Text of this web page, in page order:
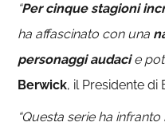
“Per cinque stagioni
ha affascinato con una
personaggi audacie
Berwick, il Presidente di
“Questa serie ha